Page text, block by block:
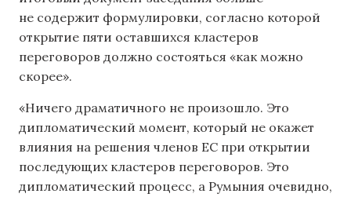
не содержит формулировки, согласно которой
открытие пяти оставшихся кластеров
переговоров должно состояться «как можно
скорее».
«Ничего драматичного не произошло. Это
дипломатический момент, который не окажет
влияния на решения членов ЕС при открытии
последующих кластеров переговоров. Это
дипломатический процесс, а Румыния очевидно,